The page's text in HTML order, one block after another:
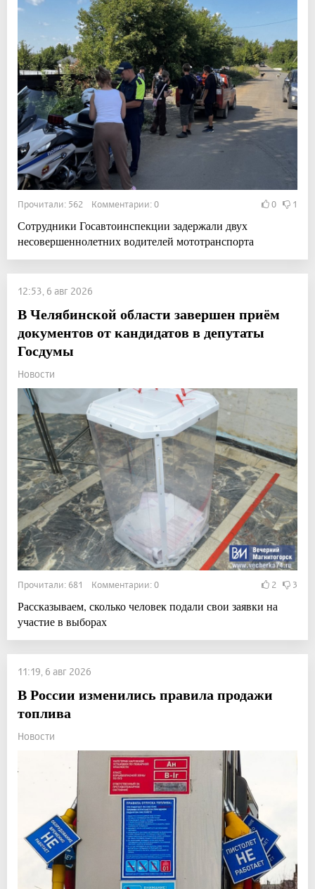
Прочитали: 562 Комментарии: 0 0 1
Сотрудники Госавтоинспекции задержали двух
несовершеннолетних водителей мототранспорта
12:53, 6 авг 2026
В Челябинской области завершен приём
документов от кандидатов в депутаты
Госдумы
Новости
Прочитали: 681 Комментарии: 0 2 3
Рассказываем, сколько человек подали свои заявки на
участие в выборах
11:19, 6 авг 2026
В России изменились правила продажи
топлива
Новости